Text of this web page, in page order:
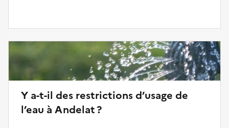
Y a-t-il des restrictions d’usage de
l’eau à Andelat ?